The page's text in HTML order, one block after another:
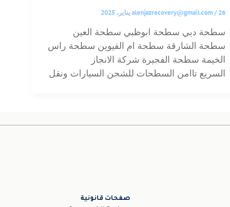
alenjazrecovery@gmail.com/26 يناير، 2025
سطحة دبي سطحة ابوظبي سطحة العين
سطحة الشارقة سطحة ام القيوين سطحة راس
الخيمة سطحة الفجيرة شركة الانجاز
السريع تاامن السطحات للشحن السيارات ونقل
صفحات قانونية